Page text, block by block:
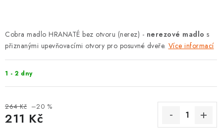
KOVÁNÍ A KLIKY
VISACÍ ZÁMKY
Cobra madlo HRANATÉ bez otvoru (nerez) - nerezové madlo s
přiznanými upevňovacími otvory pro posuvné dveře. Více informací
1 - 2 dny
264 Kč –20 %
211 Kč